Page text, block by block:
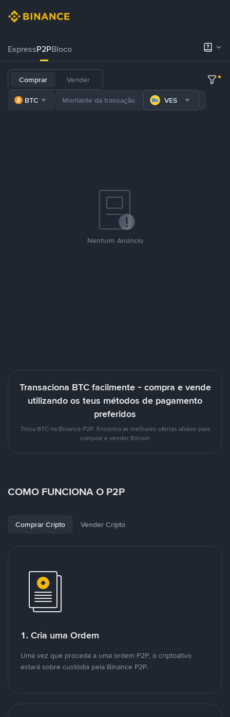
ExpressP2PBloco
Comprar Vender
BTC VES
Nenhum Anúncio
Transaciona BTC facilmente - compra e vende
utilizando os teus métodos de pagamento
preferidos
Troca BTC na Binance P2P. Encontra as melhores ofertas abaixo para
comprar e vender Bitcoin
COMO FUNCIONA O P2P
Comprar Cripto Vender Cripto
1. Cria uma Ordem
Uma vez que proceda a uma ordem P2P, o criptoativo
estará sobre custódia pela Binance P2P.